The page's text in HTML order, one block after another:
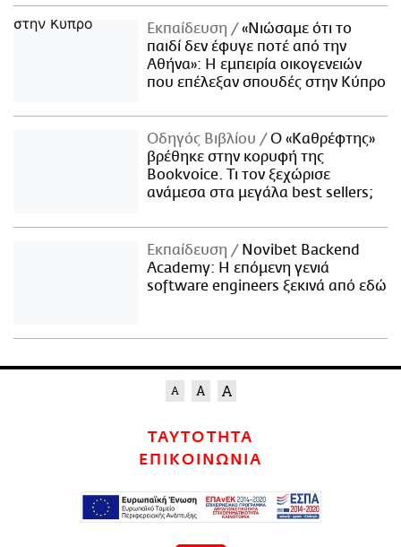
Εκπαίδευση
«Νιώσαμε ότι το
παιδί δεν έφυγε ποτέ από την
Αθήνα»: Η εμπειρία οικογενειών
που επέλεξαν σπουδές στην Κύπρο
Οδηγός Βιβλίου
Ο «Καθρέφτης»
βρέθηκε στην κορυφή της
Bookvoice. Τι τον ξεχώρισε
ανάμεσα στα μεγάλα best sellers;
Εκπαίδευση
Novibet Backend
Academy: Η επόμενη γενιά
software engineers ξεκινά από εδώ
ΤΑΥΤΟΤΗΤΑ
ΕΠΙΚΟΙΝΩΝΙΑ